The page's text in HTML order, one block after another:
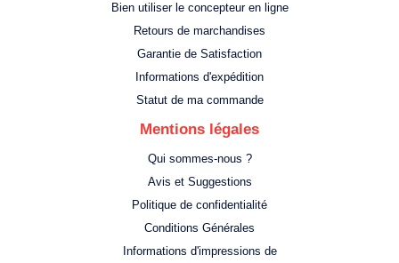
Bien utiliser le concepteur en ligne
Retours de marchandises
Garantie de Satisfaction
Informations d'expédition
Statut de ma commande
Mentions légales
Qui sommes-nous ?
Avis et Suggestions
Politique de confidentialité
Conditions Générales
Informations d'impressions de